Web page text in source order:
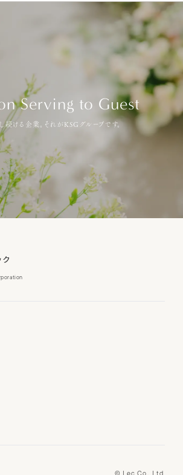
Serving to Guest
続ける企業。それがKSGグループです。
© Lec Co., Ltd.